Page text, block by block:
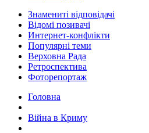
Знамениті відповідачі
Відомі позивачі
Интернет-конфлікти
Популярні теми
Верховна Рада
Ретроспектива
Фоторепортаж
Головна
Війна в Криму